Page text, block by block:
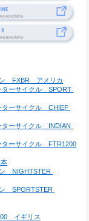
　FXBR　アメリカ
ーサイクル　SPORT
ーサイクル　CHIEF
ーサイクル　INDIAN
ーサイクル　FTR1200
　NIGHTSTER
　SPORTSTER
　イギリス